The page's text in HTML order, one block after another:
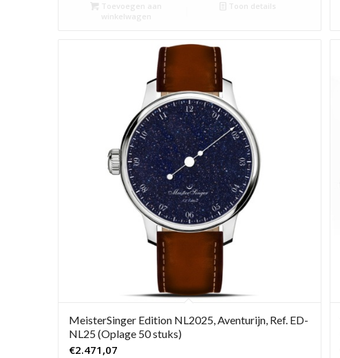
Toevoegen aan
winkelwagen
Toon details
MeisterSinger Edition NL2025, Aventurijn, Ref. ED-
NL25 (Oplage 50 stuks)
€2.471,07